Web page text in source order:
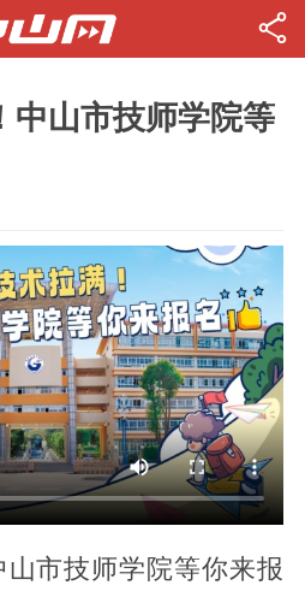
中山市技师学院等
市技师学院等你来报